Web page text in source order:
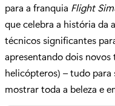
para a franquia Flight
que celebra a história da
técnicos significantes
apresentando dois novos
helicópteros) – tudo para
mostrar toda a beleza e